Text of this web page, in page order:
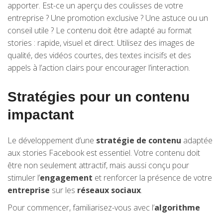
apporter. Est-ce un aperçu des coulisses de votre
entreprise ? Une promotion exclusive ? Une astuce ou un
conseil utile ? Le contenu doit être adapté au format
stories : rapide, visuel et direct. Utilisez des images de
qualité, des vidéos courtes, des textes incisifs et des
appels à l’action clairs pour encourager l’interaction.
Stratégies pour un contenu
impactant
Le développement d’une stratégie de contenu adaptée
aux stories Facebook est essentiel. Votre contenu doit
être non seulement attractif, mais aussi conçu pour
stimuler l’engagement et renforcer la présence de votre
entreprise sur les réseaux sociaux.
Pour commencer, familiarisez-vous avec l’algorithme